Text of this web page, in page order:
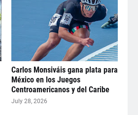
Carlos Monsiváis gana plata para
México en los Juegos
Centroamericanos y del Caribe
July 28, 2026